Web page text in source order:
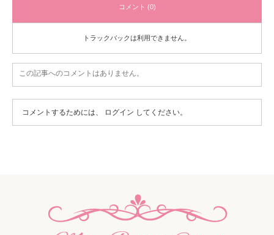
コメント (0)
トラックバックは利用できません。
この記事へのコメントはありません。
コメントするためには、 ログイン してください。